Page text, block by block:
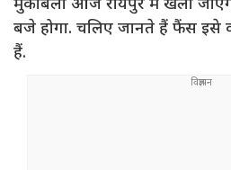
मुकाबला आज रायपुर में खेला
बजे होगा. चलिए जानते हैं फैंस इसे
हैं.